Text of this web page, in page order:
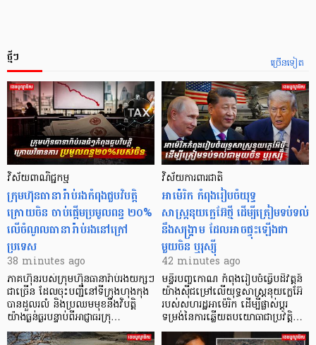
ច្រើនទៀត
ថ្មីៗ
វិស័យពាណិជ្ជកម្ម
ក្រុមហ៊ុនធានារ៉ាប់រងកំពុងជួបវិបត្តិ
ក្រោយចិន ចាប់ផ្តើមប្រមូលពន្ធ ២០%
លើចំណូលធានារ៉ាប់រងនៅក្រៅ
ប្រទេស
38 minutes ago
ភាគហ៊ុនរបស់ក្រុមហ៊ុនធានារ៉ាប់រងយក្សៗ
ជាច្រើន ដែលចុះបញ្ជីនៅទីក្រុងហុងកុង
បានដួលរលំ និងប្រឈមមុខនឹងវិបត្តិ
យ៉ាងធ្ងន់ធ្ងរបន្ទាប់ពីអាជ្ញាធរក្រុ…
វិស័យការពារជាតិ
អាម៉េរិក កំពុងរៀបចំយុទ្ធ
សាស្ត្រនុយក្លេអ៊ែថ្មី ដើម្បីត្រៀមទប់ទល់
នឹងសង្គ្រាម ដែលអាចផ្ទុះឡើងជា
មួយចិន ឬរុស្ស៊ី
42 minutes ago
មន្ទីរបញ្ចកោណ កំពុងរៀបចំធ្វើបដិវត្តន៍
យ៉ាងស៊ីជម្រៅលើយុទ្ធសាស្ត្រនុយក្លេអ៊ែ
របស់សហរដ្ឋអាម៉េរិក ដើម្បីផ្លាស់ប្តូរ
ទម្រង់នៃការឆ្លើយតបយោធាជាប្រវត្តិ…